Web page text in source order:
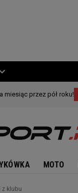
MOTO
z klubu